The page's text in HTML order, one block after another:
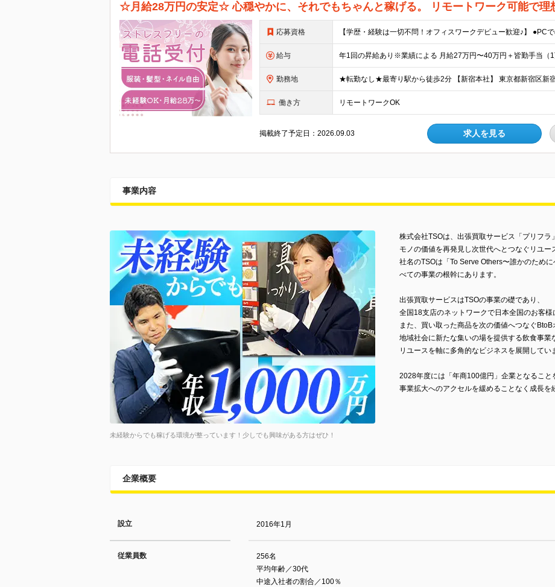
☆月給28万円の安定☆ 心穏やかに、それでもちゃんと稼げる。 リモートワーク可能で理
応募資格
給与
勤務地 ★転勤なし★最寄り駅から徒歩2分 【新宿本社】 東京都新宿区新
働き方 リモートワークOK
掲載終了予定日：2026.09.03 求人を見る
事業内容
未経験からでも稼げる環境が整っています！少しでも興味がある方はぜひ！
株式会社TSOは、出張買取サービス「プリフラ
モノの価値を再発見し次世代へとつなぐリユー
社名のTSOは「To Serve Others〜誰かのため
べての事業の根幹にあります。
出張買取サービスはTSOの事業の礎であり、
全国18支店のネットワークで日本全国のお客様
また、買い取った商品を次の価値へつなぐBtoB
地域社会に新たな集いの場を提供する飲食事業
リユースを軸に多角的なビジネスを展開してい
2028年度には「年商100億円」企業となること
事業拡大へのアクセルを緩めることなく成長を
企業概要
設立 2016年1月
従業員数
256名
平均年齢／30代
中途入社者の割合／100％